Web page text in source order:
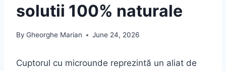
solutii 100% naturale
By Gheorghe Marian June 24, 2026
Cuptorul cu microunde reprezintă un aliat de